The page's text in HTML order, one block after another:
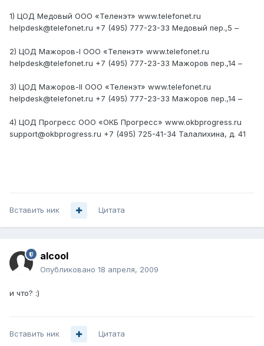
1) ЦОД Медовый ООО «Теленэт» www.telefonet.ru
helpdesk@telefonet.ru +7 (495) 777-23-33 Медовый пер.,5 –
2) ЦОД Мажоров-I ООО «Теленэт» www.telefonet.ru
helpdesk@telefonet.ru +7 (495) 777-23-33 Мажоров пер.,14 –
3) ЦОД Мажоров-II ООО «Теленэт» www.telefonet.ru
helpdesk@telefonet.ru +7 (495) 777-23-33 Мажоров пер.,14 –
4) ЦОД Прогресс ООО «ОКБ Прогресс» www.okbprogress.ru
support@okbprogress.ru +7 (495) 725-41-34 Талалихина, д. 41
Вставить ник Цитата
alcool
Опубликовано 18 апреля, 2009
и что? :)
Вставить ник Цитата